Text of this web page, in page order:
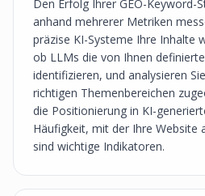
Den Erfolg Ihrer GEO-Keyword-
anhand mehrerer Metriken
präzise KI-Systeme Ihre Inhalte
ob LLMs die von Ihnen
identifizieren, und analysieren
richtigen Themenbereichen
die Positionierung in KI-
Häufigkeit, mit der Ihre Website
sind wichtige Indikatoren.